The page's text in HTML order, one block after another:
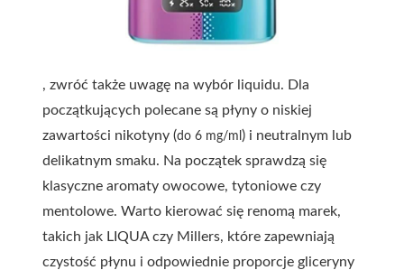
, zwróć także uwagę na wybór liquidu. Dla
początkujących polecane są płyny o niskiej
zawartości nikotyny (do 6 mg/ml ) i neutralnym lub
delikatnym smaku. Na początek sprawdzą się
klasyczne aromaty owocowe, tytoniowe czy
mentolowe. Warto kierować się renomą marek,
takich jak LIQUA czy Millers, które zapewniają
czystość płynu i odpowiednie proporcje gliceryny